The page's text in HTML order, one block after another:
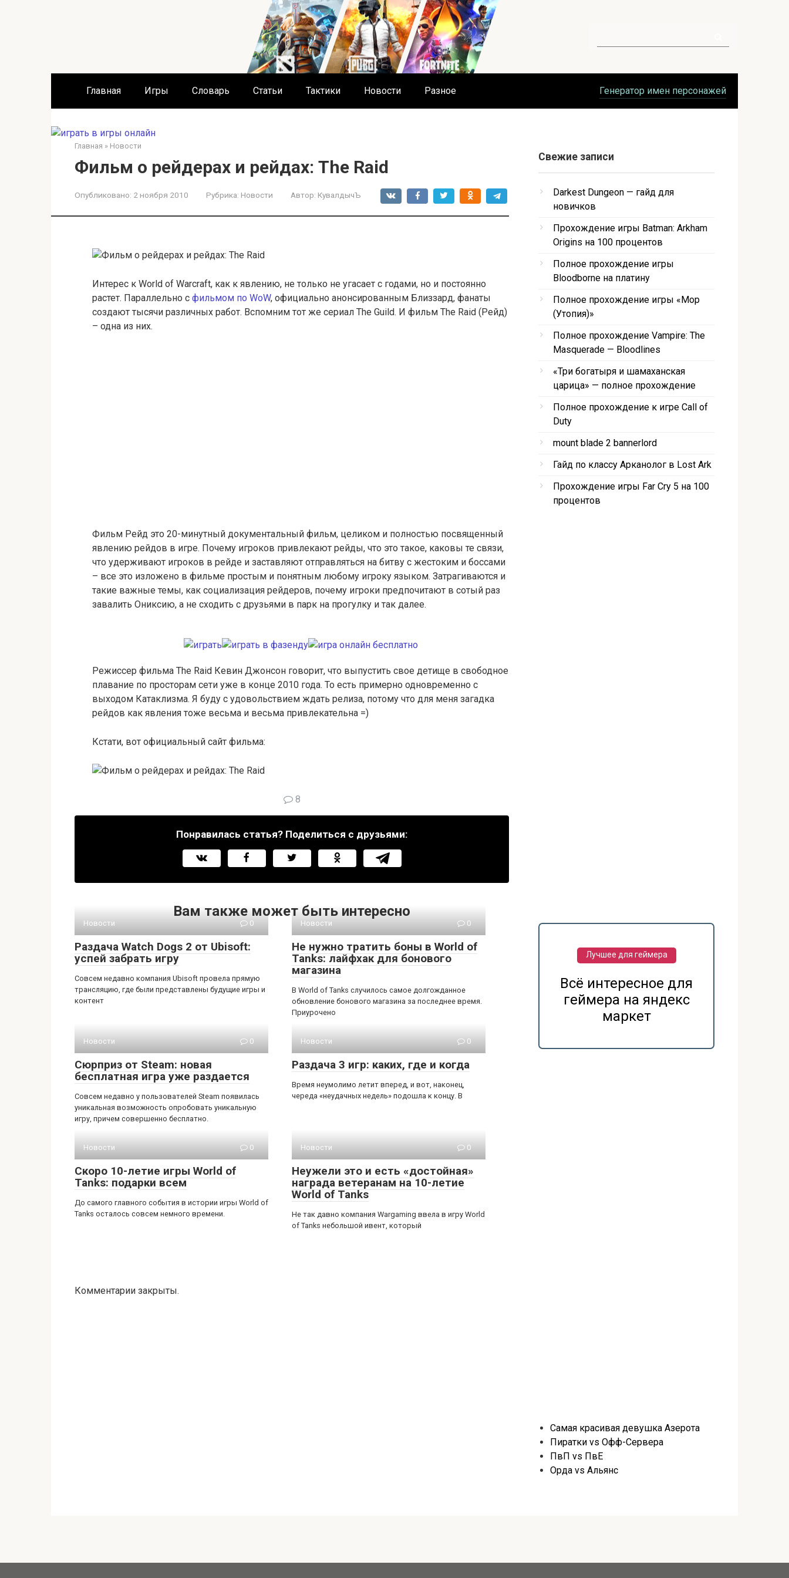
Главная Игры Словарь Статьи Тактики Новости Разное Генератор имен персонажей
Главная » Новости
Фильм о рейдерах и рейдах: The Raid
Опубликовано: 2 ноября 2010 Рубрика: Новости Автор: КувалдычЪ
Интерес к World of Warcraft, как к явлению, не только не угасает с годами, но и постоянно
растет. Параллельно с фильмом по WoW, официально анонсированным Близзард, фанаты
создают тысячи различных работ. Вспомним тот же сериал The Guild. И фильм The Raid (Рейд)
– одна из них.
Фильм Рейд это 20-минутный документальный фильм, целиком и полностью посвященный
явлению рейдов в игре. Почему игроков привлекают рейды, что это такое, каковы те связи,
что удерживают игроков в рейде и заставляют отправляться на битву с жестоким и боссами
– все это изложено в фильме простым и понятным любому игроку языком. Затрагиваются и
такие важные темы, как социализация рейдеров, почему игроки предпочитают в сотый раз
завалить Ониксию, а не сходить с друзьями в парк на прогулку и так далее.
Режиссер фильма The Raid Кевин Джонсон говорит, что выпустить свое детище в свободное
плавание по просторам сети уже в конце 2010 года. То есть примерно одновременно с
выходом Катаклизма. Я буду с удовольствием ждать релиза, потому что для меня загадка
рейдов как явления тоже весьма и весьма привлекательна =)
Кстати, вот официальный сайт фильма:
8
Понравилась статья? Поделиться с друзьями:
Вам также может быть интересно
Новости 0
Раздача Watch Dogs 2 от Ubisoft:
успей забрать игру
Совсем недавно компания Ubisoft провела прямую
трансляцию, где были представлены будущие игры и
контент
Новости 0
Не нужно тратить боны в World of
Tanks: лайфхак для бонового
магазина
В World of Tanks случилось самое долгожданное
обновление бонового магазина за последнее время.
Приурочено
Новости 0
Сюрприз от Steam: новая
бесплатная игра уже раздается
Совсем недавно у пользователей Steam появилась
уникальная возможность опробовать уникальную
игру, причем совершенно бесплатно.
Новости 0
Раздача 3 игр: каких, где и когда
Время неумолимо летит вперед, и вот, наконец,
череда «неудачных недель» подошла к концу. В
Новости 0
Скоро 10-летие игры World of
Tanks: подарки всем
До самого главного события в истории игры World of
Tanks осталось совсем немного времени.
Новости 0
Неужели это и есть «достойная»
награда ветеранам на 10-летие
World of Tanks
Не так давно компания Wargaming ввела в игру World
of Tanks небольшой ивент, который
Комментарии закрыты.
Свежие записи
Darkest Dungeon — гайд для
новичков
Прохождение игры Batman: Arkham
Origins на 100 процентов
Полное прохождение игры
Bloodborne на платину
Полное прохождение игры «Мор
(Утопия)»
Полное прохождение Vampire: The
Masquerade — Bloodlines
«Три богатыря и шамаханская
царица» — полное прохождение
Полное прохождение к игре Call of
Duty
mount blade 2 bannerlord
Гайд по классу Арканолог в Lost Ark
Прохождение игры Far Cry 5 на 100
процентов
Лучшее для геймера
Всё интересное для
геймера на яндекс
маркет
Самая красивая девушка Азерота
Пиратки vs Офф-Сервера
ПвП vs ПвЕ
Орда vs Альянс